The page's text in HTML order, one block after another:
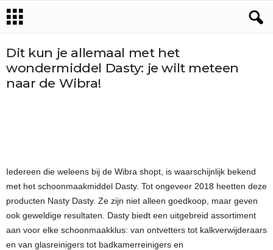
Dit kun je allemaal met het
wondermiddel Dasty: je wilt meteen
naar de Wibra!
Iedereen die weleens bij de Wibra shopt, is waarschijnlijk bekend
met het schoonmaakmiddel Dasty. Tot ongeveer 2018 heetten deze
producten Nasty Dasty. Ze zijn niet alleen goedkoop, maar geven
ook geweldige resultaten. Dasty biedt een uitgebreid assortiment
aan voor elke schoonmaakklus: van ontvetters tot kalkverwijderaars
en van glasreinigers tot badkamerreinigers en